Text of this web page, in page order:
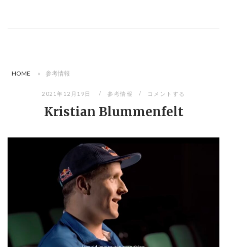
HOME » 参考情報
2021年12月19日 参考情報 コメントする
Kristian Blummenfelt